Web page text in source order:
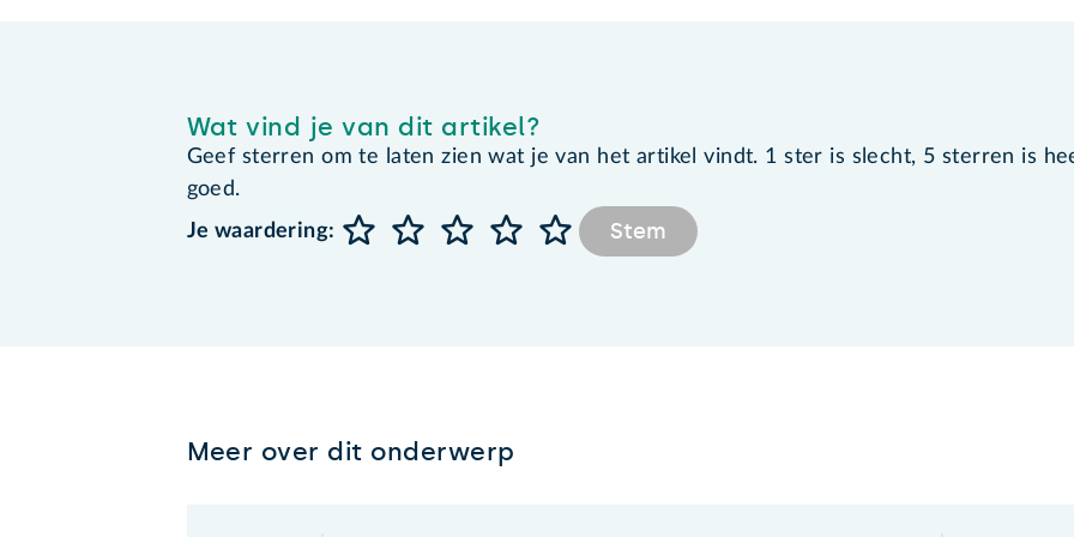
Wat vind je van dit artikel?
Geef sterren om te laten zien wat je van het artikel vindt. 1 ster is slecht, 5 sterren is
goed.
Je waardering:
Stem
Meer over dit onderwerp